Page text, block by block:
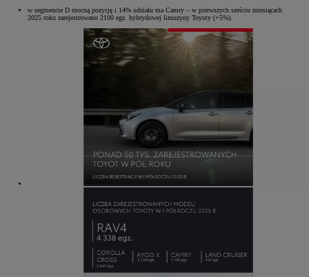
w segmencie D mocną pozycję i 14% udziału ma Camry – w pierwszych sześciu miesiącach
2025 roku zarejestrowano 2100 egz. hybrydowej limuzyny Toyoty (+5%).